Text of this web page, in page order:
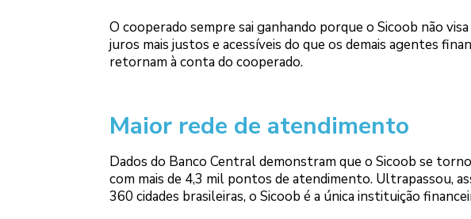
O cooperado sempre sai ganhando porque o Sicoob não
juros mais justos e acessíveis do que os demais agentes
retornam à conta do cooperado.
Maior rede de atendimento
Dados do Banco Central demonstram que o Sicoob se
com mais de 4,3 mil pontos de atendimento. Ultrapassou,
360 cidades brasileiras, o Sicoob é a única instituição